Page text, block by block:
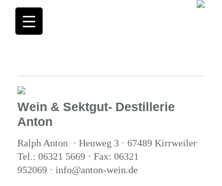
Wein & Sektgut- Destillerie
Anton
Ralph Anton · Heuweg 3 · 67489 Kirrweiler
Tel.: 06321 5669 · Fax: 06321
952069 · info@anton-wein.de